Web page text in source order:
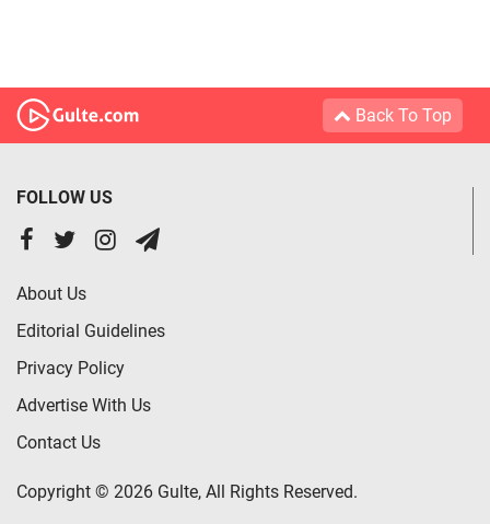
Back To Top
FOLLOW US
About Us
Editorial Guidelines
Privacy Policy
Advertise With Us
Contact Us
Copyright © 2026 Gulte, All Rights Reserved.